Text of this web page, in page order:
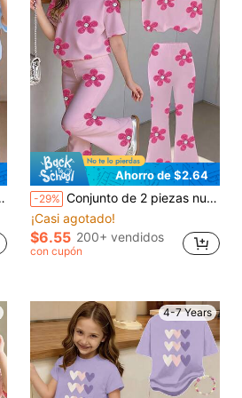
Ahorro de $2.64
-29% Conjunto de 2 piezas nuevo de verano para niñas, estilo dulce, tela de punto seleccionada suave y amigable con la piel, de alta elasticidad, tacto suave y liso
¡Casi agotado!
$6.55 200+ vendidos
con cupón
4-7 Years